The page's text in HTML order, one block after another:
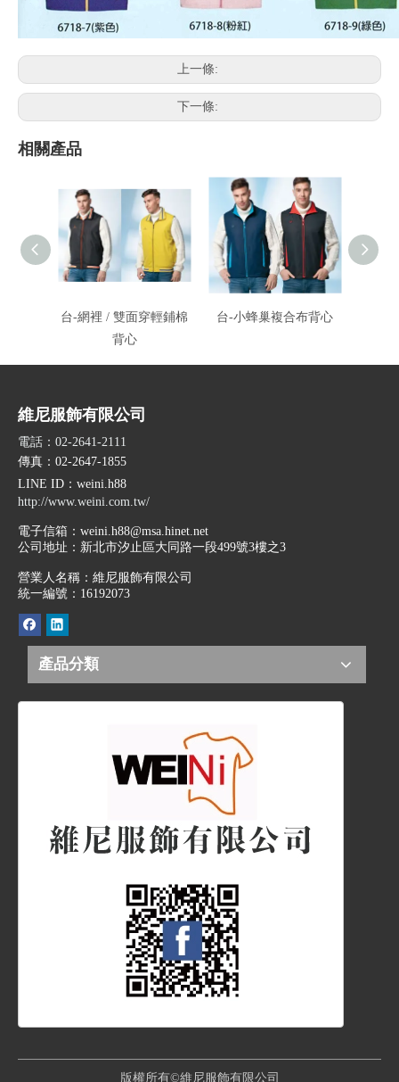
上一條:
下一條:
相關產品
台-網裡 / 雙面穿輕鋪棉
背心
台-小蜂巢複合布背心
維尼服飾有限公司
電話：02-2641-2111
傳真：02-2647-1855
LINE ID ：weini.h88
http://www.weini.com.tw/
電子信箱： weini.h88@msa.hinet.net
公司地址： 新北市汐止區大同路一段499號3樓之3
營業人名稱：維尼服飾有限公司
統一編號：16192073
產品分類
版權所有©維尼服飾有限公司